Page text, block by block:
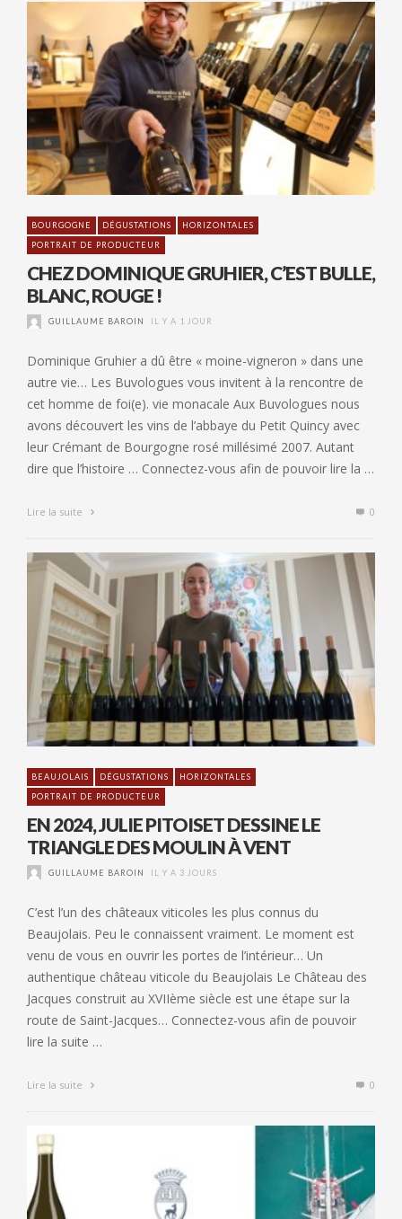
BOURGOGNE DÉGUSTATIONS
HORIZONTALES
PORTRAIT DE PRODUCTEUR
CHEZ DOMINIQUE GRUHIER, C’EST BULLE,
BLANC, ROUGE !
GUILLAUME BAROIN IL Y A 1 JOUR
Dominique Gruhier a dû être « moine-vigneron » dans une
autre vie… Les Buvologues vous invitent à la rencontre de
cet homme de foi(e). vie monacale Aux Buvologues nous
avons découvert les vins de l’abbaye du Petit Quincy avec
leur Crémant de Bourgogne rosé millésimé 2007. Autant
dire que l’histoire … Connectez-vous afin de pouvoir lire la …
Lire la suite 0
BEAUJOLAIS DÉGUSTATIONS
HORIZONTALES
PORTRAIT DE PRODUCTEUR
EN 2024, JULIE PITOISET DESSINE LE
TRIANGLE DES MOULIN À VENT
GUILLAUME BAROIN IL Y A 3 JOURS
C’est l’un des châteaux viticoles les plus connus du
Beaujolais. Peu le connaissent vraiment. Le moment est
venu de vous en ouvrir les portes de l’intérieur… Un
authentique château viticole du Beaujolais Le Château des
Jacques construit au XVIIème siècle est une étape sur la
route de Saint-Jacques… Connectez-vous afin de pouvoir
lire la suite …
Lire la suite 0